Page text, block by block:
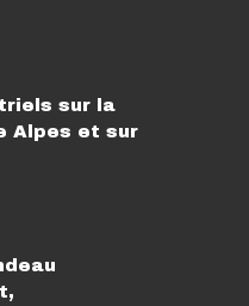
sur la
Alpes et sur